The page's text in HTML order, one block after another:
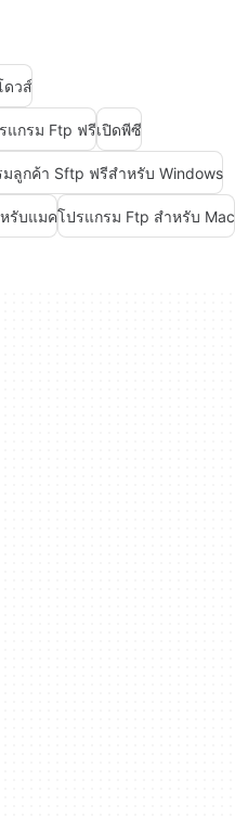
ดวส์
แกรม Ftp ฟรีเปิดพีซี
ลูกค้า Sftp ฟรีสำหรับ Windows
หรับแมคโปรแกรม Ftp สำหรับ Mac